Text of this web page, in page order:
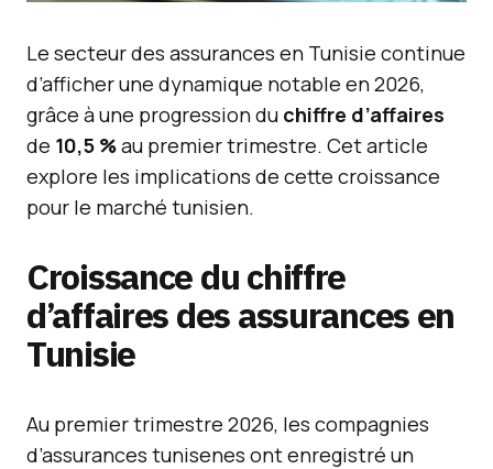
Le secteur des assurances en Tunisie continue
d’afficher une dynamique notable en 2026,
grâce à une progression du chiffre d’affaires
de 10,5 %au premier trimestre. Cet article
explore les implications de cette croissance
pour le marché tunisien.
Croissance du chiffre
d’affaires des assurances en
Tunisie
Au premier trimestre 2026, les compagnies
d’assurances tunisenes ont enregistré un